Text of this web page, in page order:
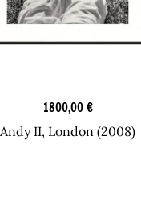
1800,00€
Andy II, London (2008)